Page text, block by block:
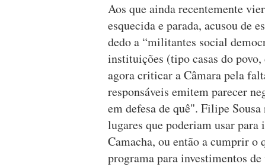
Aos que ainda recentemente
esquecida e parada, acusou de
dedo a “militantes social
instituições (tipo casas do
agora criticar a Câmara pela
responsáveis emitem parecer
em defesa de quê". Filipe Sousa
lugares que poderiam usar
Camacha, ou então a cumprir o
programa para investimentos